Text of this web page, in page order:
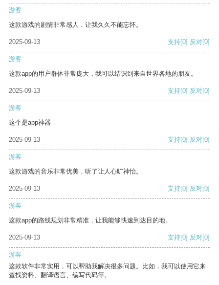
游客
这款游戏的剧情非常感人，让我久久不能忘怀。
2025-09-13 支持[0] 反对[0]
游客
这款app的用户群体非常庞大，我可以结识到来自世界各地的朋友。
2025-09-13 支持[0] 反对[0]
游客
这个是app神器
2025-09-13 支持[0] 反对[0]
游客
这款游戏的音乐非常优美，听了让人心旷神怡。
2025-09-13 支持[0] 反对[0]
游客
这款app的路线规划非常精准，让我能够快速到达目的地。
2025-09-13 支持[0] 反对[0]
游客
这款软件非常实用，可以帮助我解决很多问题。比如，我可以使用它来
查找资料、翻译语言、编写代码等。